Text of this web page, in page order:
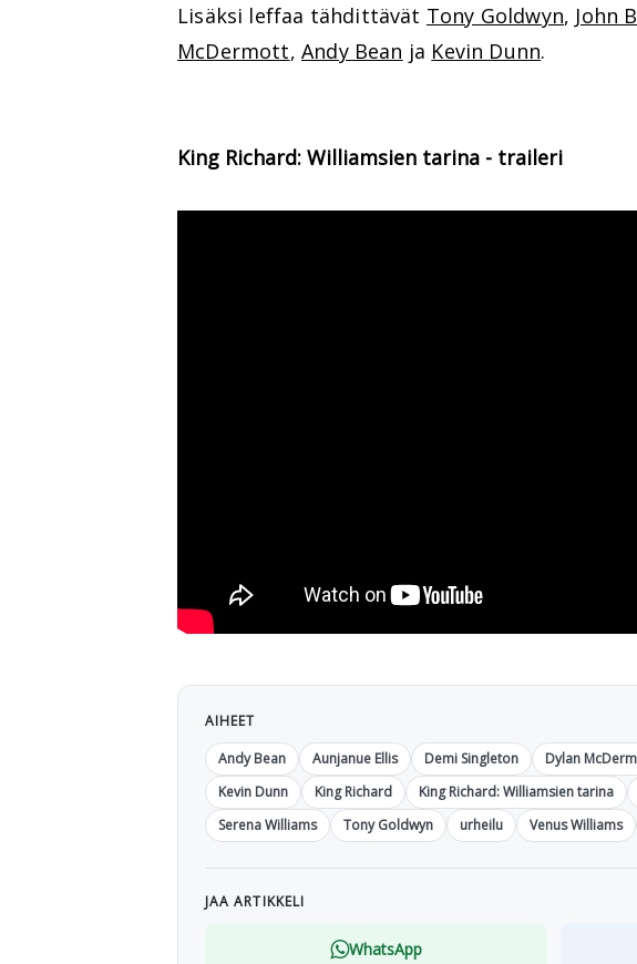
Lisäksi leffaa tähdittävät Tony Goldwyn, John
McDermott, Andy Bean ja Kevin Dunn.
King Richard: Williamsien tarina - traileri
AIHEET
Andy Bean
Aunjanue Ellis Demi Singleton Dylan
Kevin Dunn
King Richard King Richard: Williamsien tarina
Serena Williams
Tony Goldwyn urheilu Venus Williams
JAA ARTIKKELI
WhatsApp